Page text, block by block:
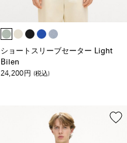
ショートスリーブセーター Light
Bilen
24,200円 (税込)